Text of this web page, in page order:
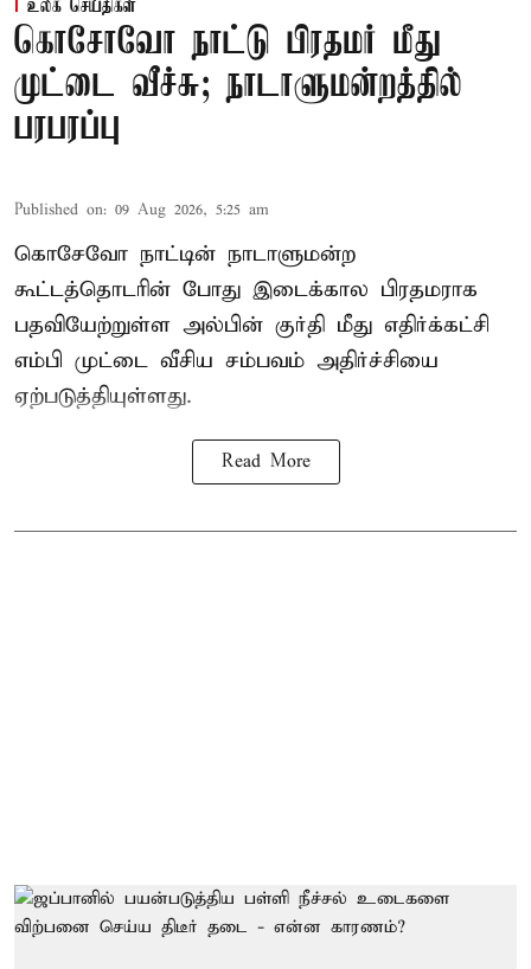
உலக செய்திகள்
கொசோவோ நாட்டு பிரதமர் மீது
முட்டை வீச்சு; நாடாளுமன்றத்தில்
பரபரப்பு
Published on: 09 Aug 2026, 5:25 am
கொசேவோ நாட்டின் நாடாளுமன்ற
கூட்டத்தொடரின் போது இடைக்கால பிரதமராக
பதவியேற்றுள்ள அல்பின் குர்தி மீது எதிர்க்கட்சி
எம்பி முட்டை வீசிய சம்பவம் அதிர்ச்சியை
ஏற்படுத்தியுள்ளது.
Read More